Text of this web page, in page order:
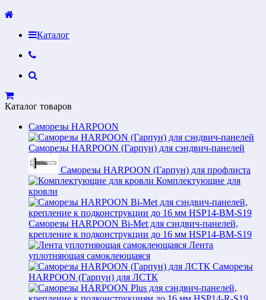
Каталог
Каталог товаров
Саморезы HARPOON
Саморезы HARPOON (Гарпун) для сэндвич-панелей
Саморезы HARPOON (Гарпун) для профлиста
Комплектующие для
кровли
Саморезы HARPOON Bi-Met для сэндвич-панелей,
крепление к подконструкции до 16 мм HSP14-BM-S19
Лента
уплотняющая самоклеющаяся
Саморезы
HARPOON (Гарпун) для ЛСТК